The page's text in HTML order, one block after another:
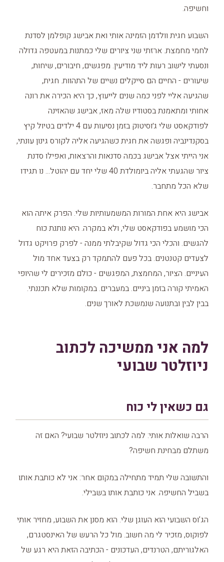
וחשיפה.
השבוע חגית וולדמן הזמינה אותי ואת אבישג קופלמן לסדנת
לחמי מחמצת. ארזתי שני ציורים שלי כמתנות במעטפה גדולה
ונסעתי לישוב רעות ליד מודיעין. מפגשים, חיבורים, שיחות,
שיעורים - החיים הם סייקלים נשיים של התהוות. חגית,
שהגיעה אליי לפני כמה שנים לייעוץ, כך היא הכירה את רונה
אחותי ומתאמנת בסטודיו שלה מאז, אבישג שהאזינה
לפודקאסט שלי ג׳וסיטוק בזמן נסיעות עם 4 ילדים בטיול קיץ
בסקנדינביה ופגשה את חגית כשהגיעה אליה לקורס גינון עונתי,
אני הייתי אצל אבישג בכמה סדנאות והרצאות, ואפילו סדנת
ציור שהגעתי אליה ביומולדת 40 שלי יחד עם יהוטל... נו תגידו
שלא הכל מתחבר.
אבישג היא אחת המורות המשמעותיות שלי. הפרק איתה הוא
הכי מושמע בפודקאסט שלי, ולא במקרה. היא נותנת כוח
להגשים. והכלי הכי גדול שקיבלתי ממנה - לפרק פרויקט גדול
לצעדים קטנטנים. בכל פעם להתמקד רק בצעד אחד מול
העיניים. הציור, המחמצת, המפגשים - כולם מזכירים לי שהיופי
האמיתי קורה בזמן ביניים. במעברים. במקומות שלא תכננתי.
בבין לבין ובתנועה שנמשכת לאורך שנים.
למה אני ממשיכה לכתוב
ניוזלטר שבועי
גם כשאין לי כוח
הרבה שואלות אותי: למה לכתוב ניוזלטר שבועי? האם זה
משתלם מבחינת חשיפה?
והתשובה שלי תמיד מתחילה במקום אחר: אני לא כותבת אותו
בשביל החשיפה. אני כותבת אותו בשבילי.
הג’וס השבועי הוא העוגן שלי. הוא מסנן את השבוע, מחזיר אותי
לפוקוס, מזכיר לי מה חשוב. מול כל הרעש של האינסטגרם,
האלגוריתם, הטרנדים, העדכונים - הכתיבה הזאת היא רגע של